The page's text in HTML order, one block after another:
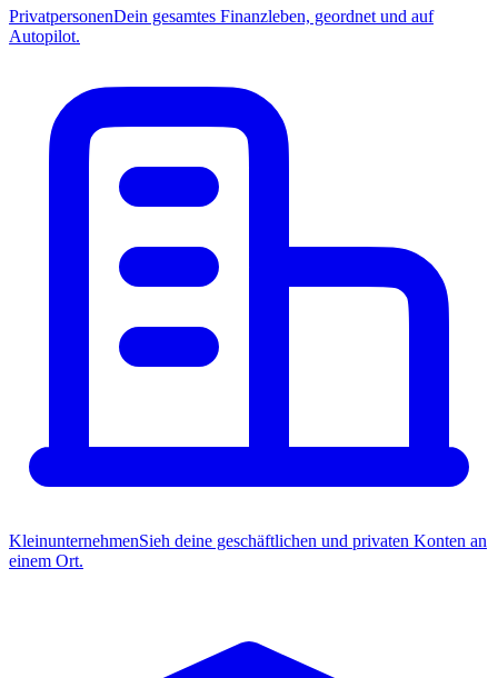
PrivatpersonenDein gesamtes Finanzleben, geordnet und auf
Autopilot.
KleinunternehmenSieh deine geschäftlichen und privaten Konten an
einem Ort.